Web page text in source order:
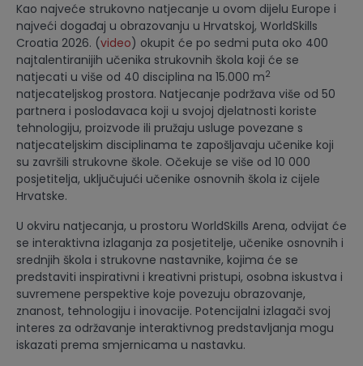
Kao najveće strukovno natjecanje u ovom dijelu Europe i
najveći događaj u obrazovanju u Hrvatskoj, WorldSkills
Croatia 2026. (video) okupit će po sedmi puta oko 400
najtalentiranijih učenika strukovnih škola koji će se
natjecati u više od 40 disciplina na 15.000 m2
natjecateljskog prostora. Natjecanje podržava više od 50
partnera i poslodavaca koji u svojoj djelatnosti koriste
tehnologiju, proizvode ili pružaju usluge povezane s
natjecateljskim disciplinama te zapošljavaju učenike koji
su završili strukovne škole. Očekuje se više od 10 000
posjetitelja, uključujući učenike osnovnih škola iz cijele
Hrvatske.
U okviru natjecanja, u prostoru WorldSkills Arena, odvijat će
se interaktivna izlaganja za posjetitelje, učenike osnovnih i
srednjih škola i strukovne nastavnike, kojima će se
predstaviti inspirativni i kreativni pristupi, osobna iskustva i
suvremene perspektive koje povezuju obrazovanje,
znanost, tehnologiju i inovacije. Potencijalni izlagači svoj
interes za održavanje interaktivnog predstavljanja mogu
iskazati prema smjernicama u nastavku.